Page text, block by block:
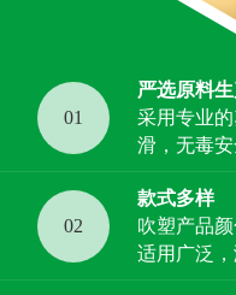
01
严选原料
采用专业
滑，无毒
02
款式多样
吹塑产品
适用广泛